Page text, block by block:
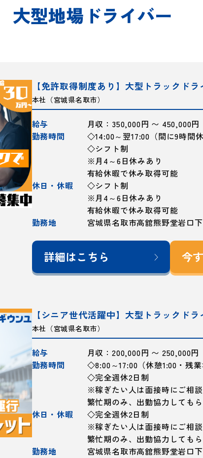
大型地場ドライバー
【免許取得制度あり】大型トラックド
本社（宮城県名取市）
給与
月収：350,000円 〜 450,000円
勤務時間
◇14:00～翌17:00（間に9時間
◇シフト制
※月4～6日休みあり
有給休暇で休み取得可能
休日・休暇
◇シフト制
※月4～6日休みあり
有給休暇で休み取得可能
勤務地
宮城県名取市高舘熊野堂岩口
詳細はこちら 今
【シニア世代活躍中】大型トラックドラ
本社（宮城県名取市）
給与
月収：200,000円 〜 250,000円
勤務時間
◇8:00～17:00（休憩1:00・残
◇完全週休2日制
※稼ぎたい人は面接時にご相
繁忙期のみ、出勤協力しても
休日・休暇
◇完全週休2日制
※稼ぎたい人は面接時にご相
繁忙期のみ、出勤協力しても
勤務地
宮城県名取市高舘熊野堂岩口